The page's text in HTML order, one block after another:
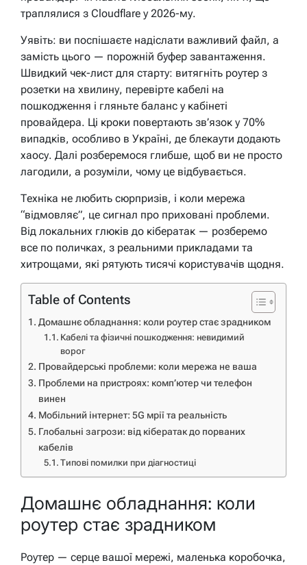
траплялися з Cloudflare у 2026-му.
Уявіть: ви поспішаєте надіслати важливий файл, а
замість цього — порожній буфер завантаження.
Швидкий чек-лист для старту: витягніть роутер з
розетки на хвилину, перевірте кабелі на
пошкодження і гляньте баланс у кабінеті
провайдера. Ці кроки повертають зв’язок у 70%
випадків, особливо в Україні, де блекаути додають
хаосу. Далі розберемося глибше, щоб ви не просто
лагодили, а розуміли, чому це відбувається.
Техніка не любить сюрпризів, і коли мережа
“відмовляє”, це сигнал про приховані проблеми.
Від локальних глюків до кібератак — розберемо
все по поличках, з реальними прикладами та
хитрощами, які рятують тисячі користувачів щодня.
Table of Contents
Домашнє обладнання: коли роутер стає зрадником
Кабелі та фізичні пошкодження: невидимий
ворог
Провайдерські проблеми: коли мережа не ваша
Проблеми на пристроях: комп’ютер чи телефон
винен
Мобільний інтернет: 5G мрії та реальність
Глобальні загрози: від кібератак до порваних
кабелів
Типові помилки при діагностиці
Домашнє обладнання: коли
роутер стає зрадником
Роутер — серце вашої мережі, маленька коробочка,